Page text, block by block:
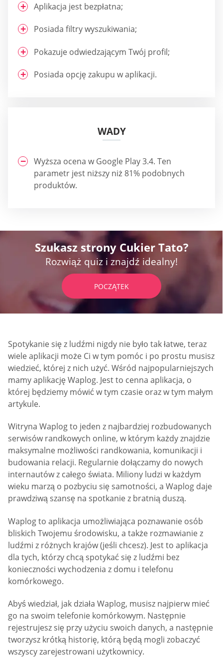
Aplikacja jest bezpłatna;
Posiada filtry wyszukiwania;
Pokazuje odwiedzającym Twój profil;
Posiada opcję zakupu w aplikacji.
WADY
Wyższa ocena w Google Play 3.4. Ten
parametr jest niższy niż 81% podobnych
produktów.
Szukasz strony Cukier Tato?
Rozwiąż quiz i znajdź idealny!
POCZĄTEK
Spotykanie się z ludźmi nigdy nie było tak łatwe, teraz
wiele aplikacji może Ci w tym pomóc i po prostu musisz
wiedzieć, której z nich użyć. Wśród najpopularniejszych
mamy aplikację Waplog. Jest to cenna aplikacja, o
której będziemy mówić w tym czasie oraz w tym małym
artykule.
Witryna Waplog to jeden z najbardziej rozbudowanych
serwisów randkowych online, w którym każdy znajdzie
maksymalne możliwości randkowania, komunikacji i
budowania relacji. Regularnie dołączamy do nowych
internautów z całego świata. Miliony ludzi w każdym
wieku marzą o pozbyciu się samotności, a Waplog daje
prawdziwą szansę na spotkanie z bratnią duszą.
Waplog to aplikacja umożliwiająca poznawanie osób
bliskich Twojemu środowisku, a także rozmawianie z
ludźmi z różnych krajów (jeśli chcesz). Jest to aplikacja
dla tych, którzy chcą spotykać się z ludźmi bez
konieczności wychodzenia z domu i telefonu
komórkowego.
Abyś wiedział, jak działa Waplog, musisz najpierw mieć
go na swoim telefonie komórkowym. Następnie
rejestrujesz się przy użyciu swoich danych, a następnie
tworzysz krótką historię, którą będą mogli zobaczyć
wszyscy zarejestrowani użytkownicy.